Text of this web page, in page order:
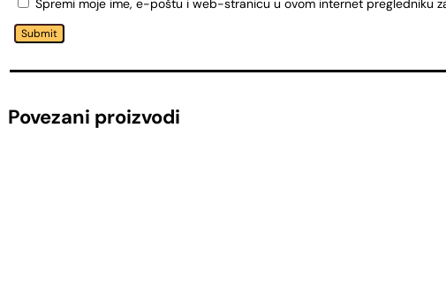
Spremi moje ime, e-poštu i web-stranicu u ovom internet pregledniku
Submit
Povezani proizvodi